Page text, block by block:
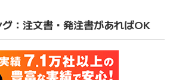
：注文書・発注書があればOK